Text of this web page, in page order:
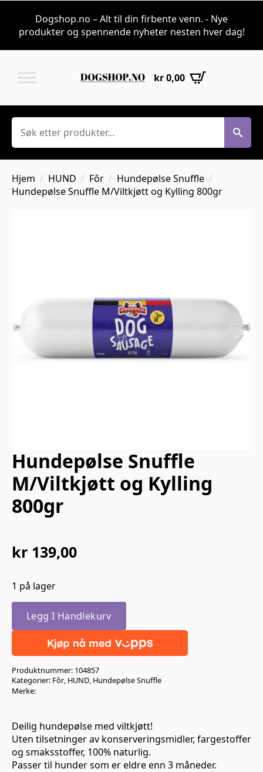
Dogshop.no – Alt til din firbente venn. - Nye
produkter og spennende nyheter nesten hver dag!
kr0,00
Søk
Hjem HUND Fôr
Hundepølse Snuffle
Hundepølse Snuffle M/Viltkjøtt og Kylling 800gr
Hundepølse Snuffle
M/Viltkjøtt og Kylling
800gr
kr 139,00
1 på lager
Legg I Handlekurv
Produktnummer: 104857
Kategorier: Fôr, HUND, Hundepølse Snuffle
Merke:
Deilig hundepølse med viltkjøtt!
Uten tilsetninger av konserveringsmidler, fargestoffer
og smaksstoffer, 100% naturlig.
Passer til hunder som er eldre enn 3 måneder.